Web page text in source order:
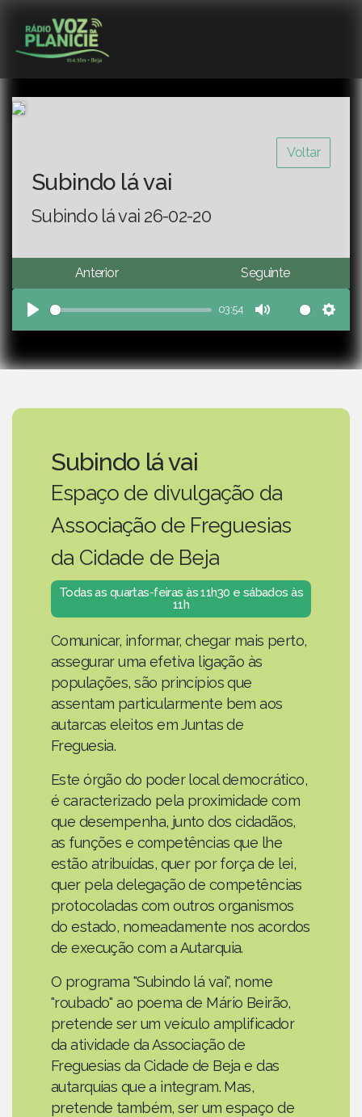
Voltar
Subindo lá vai
Subindo lá vai 26-02-20
Anterior Seguinte
Play
03:54
Mute
Subindo lá vai
Espaço de divulgação da
Associação de Freguesias
da Cidade de Beja
Todas as quartas-feiras às 11h30 e sábados às
11h
Comunicar, informar, chegar mais perto,
assegurar uma efetiva ligação às
populações, são princípios que
assentam particularmente bem aos
autarcas eleitos em Juntas de
Freguesia.
Este órgão do poder local democrático,
é caracterizado pela proximidade com
que desempenha, junto dos cidadãos,
as funções e competências que lhe
estão atribuídas, quer por força de lei,
quer pela delegação de competências
protocoladas com outros organismos
do estado, nomeadamente nos acordos
de execução com a Autarquia.
O programa "Subindo lá vai", nome
"roubado" ao poema de Mário Beirão,
pretende ser um veículo amplificador
da atividade da Associação de
Freguesias da Cidade de Beja e das
autarquias que a integram. Mas,
pretende também, ser um espaço de